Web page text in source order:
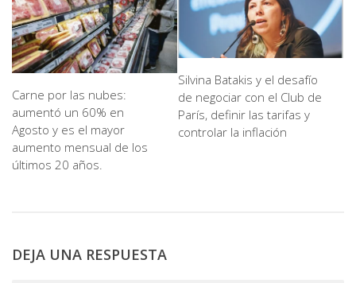
Carne por las nubes:
aumentó un 60% en
Agosto y es el mayor
aumento mensual de los
últimos 20 años.
Silvina Batakis y el desafío
de negociar con el Club de
París, definir las tarifas y
controlar la inflación
DEJA UNA RESPUESTA